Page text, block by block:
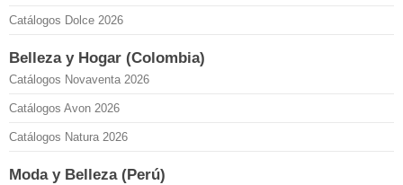
Catálogos Dolce 2026
Belleza y Hogar (Colombia)
Catálogos Novaventa 2026
Catálogos Avon 2026
Catálogos Natura 2026
Moda y Belleza (Perú)